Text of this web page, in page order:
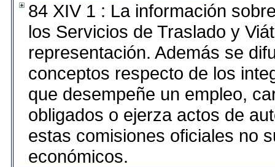
84 XIV 1 : La información
los Servicios de Traslado y
representación. Además se
conceptos respecto de los
que desempeñe un empleo,
obligados o ejerza actos de
estas comisiones oficiales no
económicos.